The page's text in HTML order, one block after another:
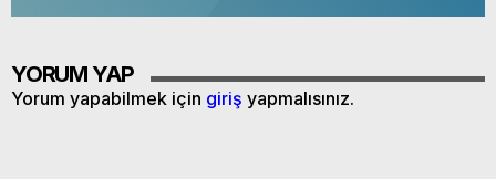
YORUM YAP
Yorum yapabilmek için giriş yapmalısınız.